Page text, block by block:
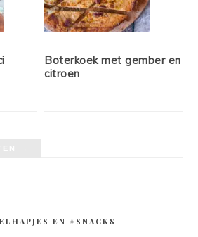
Boterkoek met gember en
citroen
EN #SNACKS